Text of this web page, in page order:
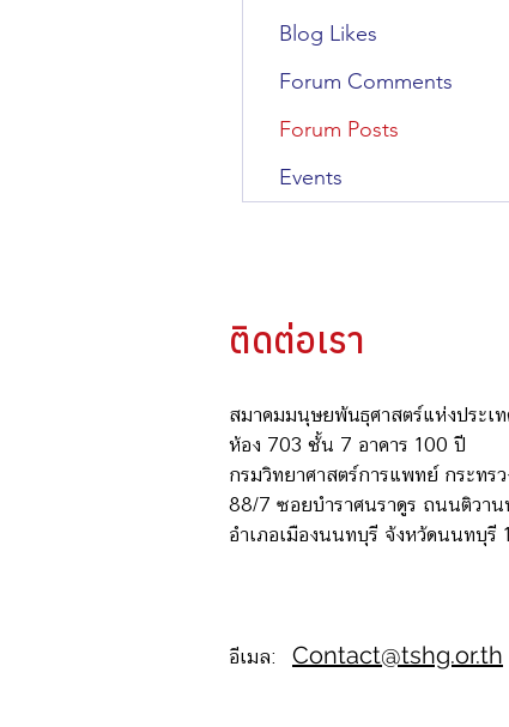
Blog Likes
Forum Comments
Forum Posts
Events
ติดต่อเรา
สมาคมมนุษยพันธุศาสตร์แห่งประเ
ห้อง 703 ชั้น 7 อาคาร 100 ปี
กรมวิทยาศาสตร์การแพทย์ กระทร
88/7 ซอยบำราศนราดูร ถนนติวา
อำเภอเมืองนนทบุรี จังหวัดนนทบุรี
อีเมล: Contact@tshg.or.th